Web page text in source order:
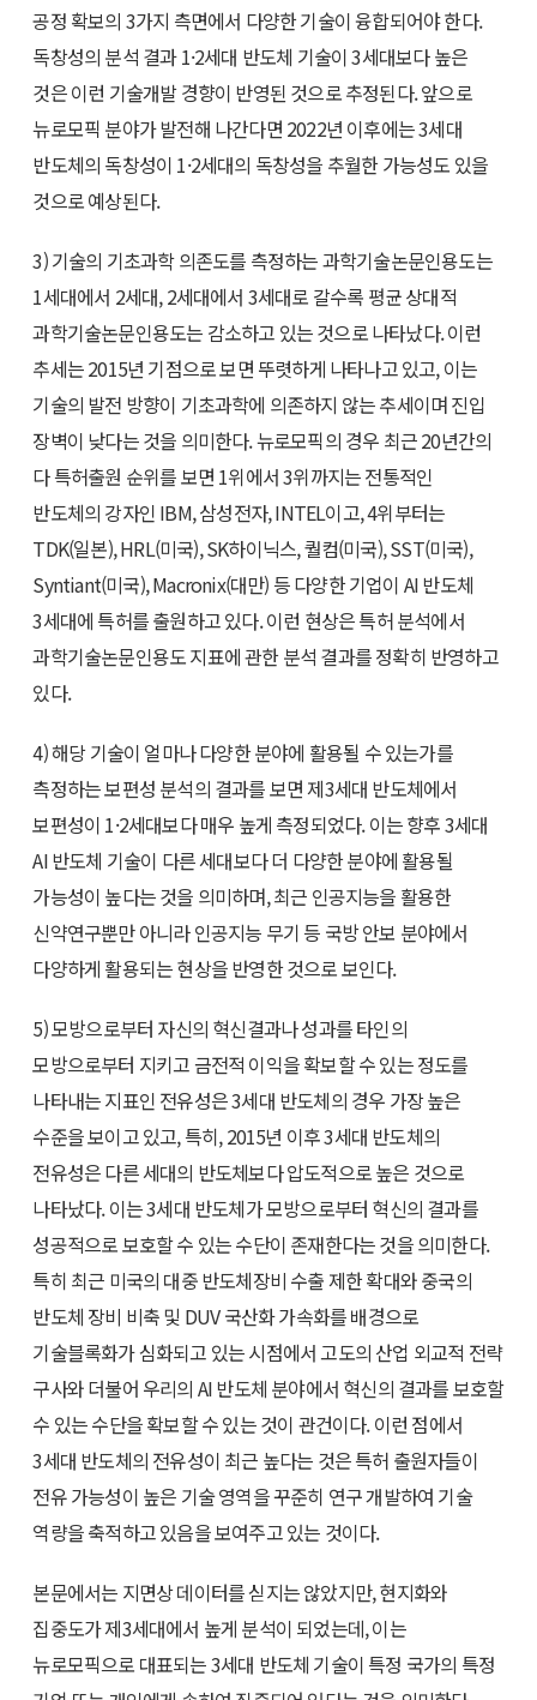
공정 확보의 3가지 측면에서 다양한 기술이 융합되어야 한다.
독창성의 분석 결과 1·2세대 반도체 기술이 3세대보다 높은
것은 이런 기술개발 경향이 반영된 것으로 추정된다. 앞으로
뉴로모픽 분야가 발전해 나간다면 2022년 이후에는 3세대
반도체의 독창성이 1·2세대의 독창성을 추월한 가능성도 있을
것으로 예상된다.
3) 기술의 기초과학 의존도를 측정하는 과학기술논문인용도는
1세대에서 2세대, 2세대에서 3세대로 갈수록 평균 상대적
과학기술논문인용도는 감소하고 있는 것으로 나타났다. 이런
추세는 2015년 기점으로 보면 뚜렷하게 나타나고 있고, 이는
기술의 발전 방향이 기초과학에 의존하지 않는 추세이며 진입
장벽이 낮다는 것을 의미한다. 뉴로모픽의 경우 최근 20년간의
다 특허출원 순위를 보면 1위에서 3위까지는 전통적인
반도체의 강자인 IBM, 삼성전자, INTEL이고, 4위부터는
TDK(일본), HRL(미국), SK하이닉스, 퀄컴(미국), SST(미국),
Syntiant(미국), Macronix(대만) 등 다양한 기업이 AI 반도체
3세대에 특허를 출원하고 있다. 이런 현상은 특허 분석에서
과학기술논문인용도 지표에 관한 분석 결과를 정확히 반영하고
있다.
4) 해당 기술이 얼마나 다양한 분야에 활용될 수 있는가를
측정하는 보편성 분석의 결과를 보면 제3세대 반도체에서
보편성이 1·2세대보다 매우 높게 측정되었다. 이는 향후 3세대
AI 반도체 기술이 다른 세대보다 더 다양한 분야에 활용될
가능성이 높다는 것을 의미하며, 최근 인공지능을 활용한
신약연구뿐만 아니라 인공지능 무기 등 국방 안보 분야에서
다양하게 활용되는 현상을 반영한 것으로 보인다.
5) 모방으로부터 자신의 혁신결과나 성과를 타인의
모방으로부터 지키고 금전적 이익을 확보할 수 있는 정도를
나타내는 지표인 전유성은 3세대 반도체의 경우 가장 높은
수준을 보이고 있고, 특히, 2015년 이후 3세대 반도체의
전유성은 다른 세대의 반도체보다 압도적으로 높은 것으로
나타났다. 이는 3세대 반도체가 모방으로부터 혁신의 결과를
성공적으로 보호할 수 있는 수단이 존재한다는 것을 의미한다.
특히 최근 미국의 대중 반도체장비 수출 제한 확대와 중국의
반도체 장비 비축 및 DUV 국산화 가속화를 배경으로
기술블록화가 심화되고 있는 시점에서 고도의 산업 외교적 전략
구사와 더불어 우리의 AI 반도체 분야에서 혁신의 결과를 보호할
수 있는 수단을 확보할 수 있는 것이 관건이다. 이런 점에서
3세대 반도체의 전유성이 최근 높다는 것은 특허 출원자들이
전유 가능성이 높은 기술 영역을 꾸준히 연구 개발하여 기술
역량을 축적하고 있음을 보여주고 있는 것이다.
본문에서는 지면상 데이터를 싣지는 않았지만, 현지화와
집중도가 제3세대에서 높게 분석이 되었는데, 이는
뉴로모픽으로 대표되는 3세대 반도체 기술이 특정 국가의 특정